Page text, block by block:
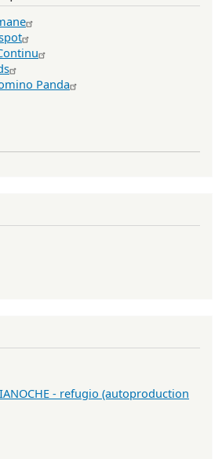
Panda
- refugio (autoproduction